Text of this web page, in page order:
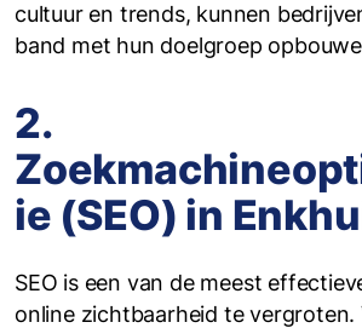
cultuur en trends, kunnen
band met hun doelgroep
2.
ie (SEO) in
SEO is een van de meest
online zichtbaarheid te vergroten.